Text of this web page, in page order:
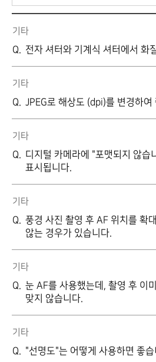
어
기타
전자 셔터와 기계식 셔터에서 화
기타
JPEG로 해상도 (dpi)를 변경하여
기타
디지털 카메라에 "포맷되지 않습
표시됩니다.
기타
풍경 사진 촬영 후 AF 위치를 확
않는 경우가 있습니다.
기타
눈 AF를 사용했는데, 촬영 후 이
맞지 않습니다.
기타
"선명도"는 어떻게 사용하면 좋